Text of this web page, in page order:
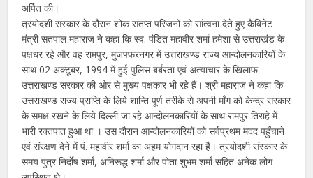
अर्पित की।
त्रयोदशी संस्कार के दौरान शोक संतप्त परिजनों को सांत्वना देते हुए कैबिनेट
मंत्री सतपाल महाराज ने कहा कि स्व. पंडित महावीर शर्मा हमेशा से उत्तराखंड के
पक्षधर रहे और वह रामपुर, मुजफ्फरनगर में उत्तराखण्ड राज्य आन्दोलनकारियों के
साथ 02 अक्टूबर, 1994 में हुई पुलिस बर्बरता एवं अत्याचार के खिलाफ
उत्तराखण्ड सरकार की ओर से मुख्य पक्षकार भी रहे हैं। श्री महाराज ने कहा कि
उत्तराखण्ड राज्य प्राप्ति के लिये शान्ति पूर्ण तरीके से अपनी माँग को केन्द्र सरकार
के समक्ष रखने के लिये दिल्ली जा रहे आन्दोलनकारियों के साथ रामपुर तिराहे में
भारी रक्तपात हुआ था । उस दौरान आन्दोलनकारियों को सर्वप्रथम मदद पहुँचाने
एवं संरक्षण देने में पं. महावीर शर्मा का अहम योगदान रहा है। त्रयोदशी संस्कार के
समय पुत्र निर्दाेष शर्मा, अनिरूद्ध शर्मा और पोता शुभम शर्मा सहित अनेक लोग